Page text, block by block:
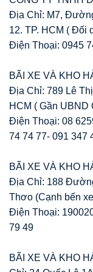
Địa Chỉ: M7,
12. TP. HCM ( Đối
Điện Thoại: 0945
BÃI XE VÀ KHO
Địa Chỉ: 789 Lê
HCM ( Gần UBND
Điện Thoại: 08
74 74 77- 091 347
BÃI XE VÀ KHO
Địa Chỉ: 188
Thơo (Cạnh bến
Điện Thoại:
79 49
BÃI XE VÀ KHO